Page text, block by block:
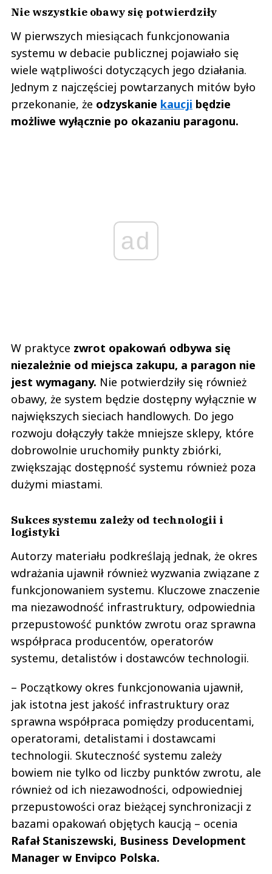
Nie wszystkie obawy się potwierdziły
W pierwszych miesiącach funkcjonowania
systemu w debacie publicznej pojawiało się
wiele wątpliwości dotyczących jego działania.
Jednym z najczęściej powtarzanych mitów było
przekonanie, że odzyskanie kaucji będzie
możliwe wyłącznie po okazaniu paragonu.
ad
W praktyce zwrot opakowań odbywa się
niezależnie od miejsca zakupu, a paragon nie
jest wymagany. Nie potwierdziły się również
obawy, że system będzie dostępny wyłącznie w
największych sieciach handlowych. Do jego
rozwoju dołączyły także mniejsze sklepy, które
dobrowolnie uruchomiły punkty zbiórki,
zwiększając dostępność systemu również poza
dużymi miastami.
Sukces systemu zależy od technologii i
logistyki
Autorzy materiału podkreślają jednak, że okres
wdrażania ujawnił również wyzwania związane z
funkcjonowaniem systemu. Kluczowe znaczenie
ma niezawodność infrastruktury, odpowiednia
przepustowość punktów zwrotu oraz sprawna
współpraca producentów, operatorów
systemu, detalistów i dostawców technologii.
– Początkowy okres funkcjonowania ujawnił,
jak istotna jest jakość infrastruktury oraz
sprawna współpraca pomiędzy producentami,
operatorami, detalistami i dostawcami
technologii. Skuteczność systemu zależy
bowiem nie tylko od liczby punktów zwrotu, ale
również od ich niezawodności, odpowiedniej
przepustowości oraz bieżącej synchronizacji z
bazami opakowań objętych kaucją – ocenia
Rafał Staniszewski, Business Development
Manager w Envipco Polska.